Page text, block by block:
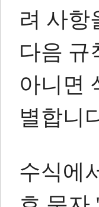
려 사항
다음 규
아니면
별합니
수식에